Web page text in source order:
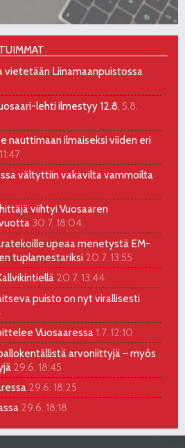
vietetään Liinamaanpuistossa
lehti ilmestyy 12.8. 5.8.
nauttimaan ilmaiseksi viiden eri
vältyttiin vakavilta vammoilta
viihtyi Vuosaaren
30.7. 18:04
upeaa menetystä EM-
tuplamestariksi 20.7. 13:55
20.7. 13:44
puisto on nyt virallisesti
Vuosaaressa 1.7. 12:10
arvoniittyjä – myös
29.6. 18:45
29.6. 18:25
29.6. 18:18